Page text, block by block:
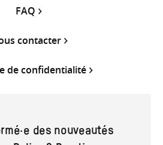
FAQ
contacter
de confidentialité
des nouveautés